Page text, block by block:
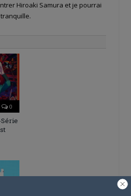
Hiroaki Samura et je pourrai
0